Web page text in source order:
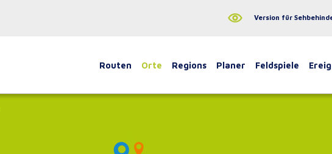
Version für
Routen Orte Regions Planer Feldspiele